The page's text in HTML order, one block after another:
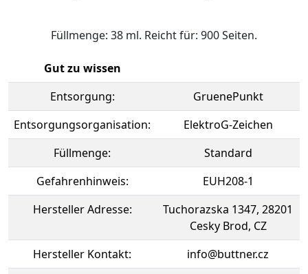
Füllmenge: 38 ml. Reicht für: 900 Seiten.
Gut zu wissen
Entsorgung:
GruenePunkt
Entsorgungsorganisation:
ElektroG-Zeichen
Füllmenge:
Standard
Gefahrenhinweis:
EUH208-1
Hersteller Adresse:
Tuchorazska 1347, 28201
Cesky Brod, CZ
Hersteller Kontakt:
info@buttner.cz